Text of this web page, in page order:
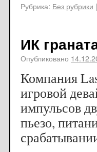
Рубрика: Без рубрики |
ИК
Опубликовано
Компания
игровой
импульсов
пьезо,